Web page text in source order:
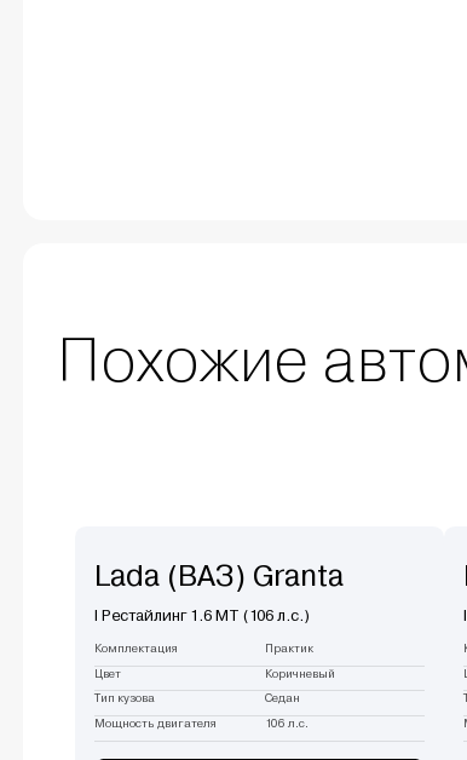
Похожие
Lada (ВАЗ) Granta
I Рестайлинг 1.6 MT (106 л.с.)
Комплектация Практик
Цвет Коричневый
Тип кузова Седан
Мощность двигателя 106 л.с.